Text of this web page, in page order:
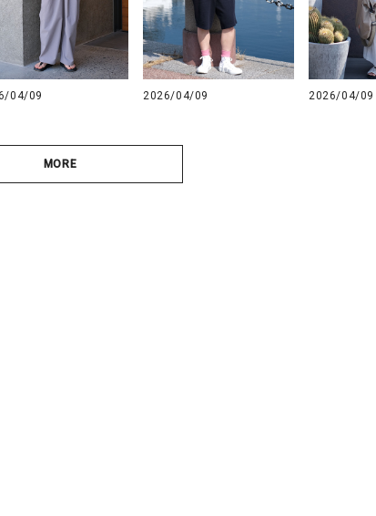
04/09 2026/04/09 2026/04/09
MORE